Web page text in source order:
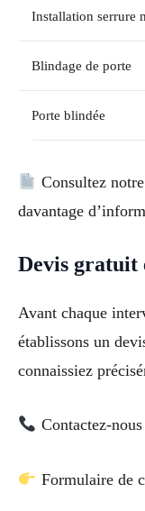
Installation serrure
Blindage de porte
Porte blindée
Consultez
davantage
Devis gratuit
Avant chaque
établissons un
connaissiez
Contactez-
Formulaire de